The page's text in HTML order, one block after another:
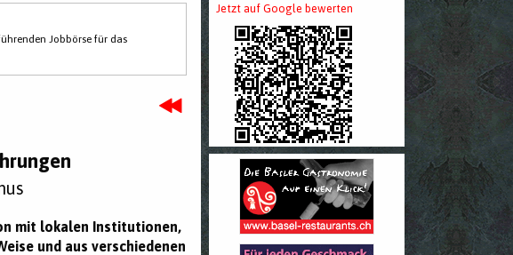
Jobbörse für das
mit lokalen Institutionen,
und aus verschiedenen
Jetzt auf Google bewerten